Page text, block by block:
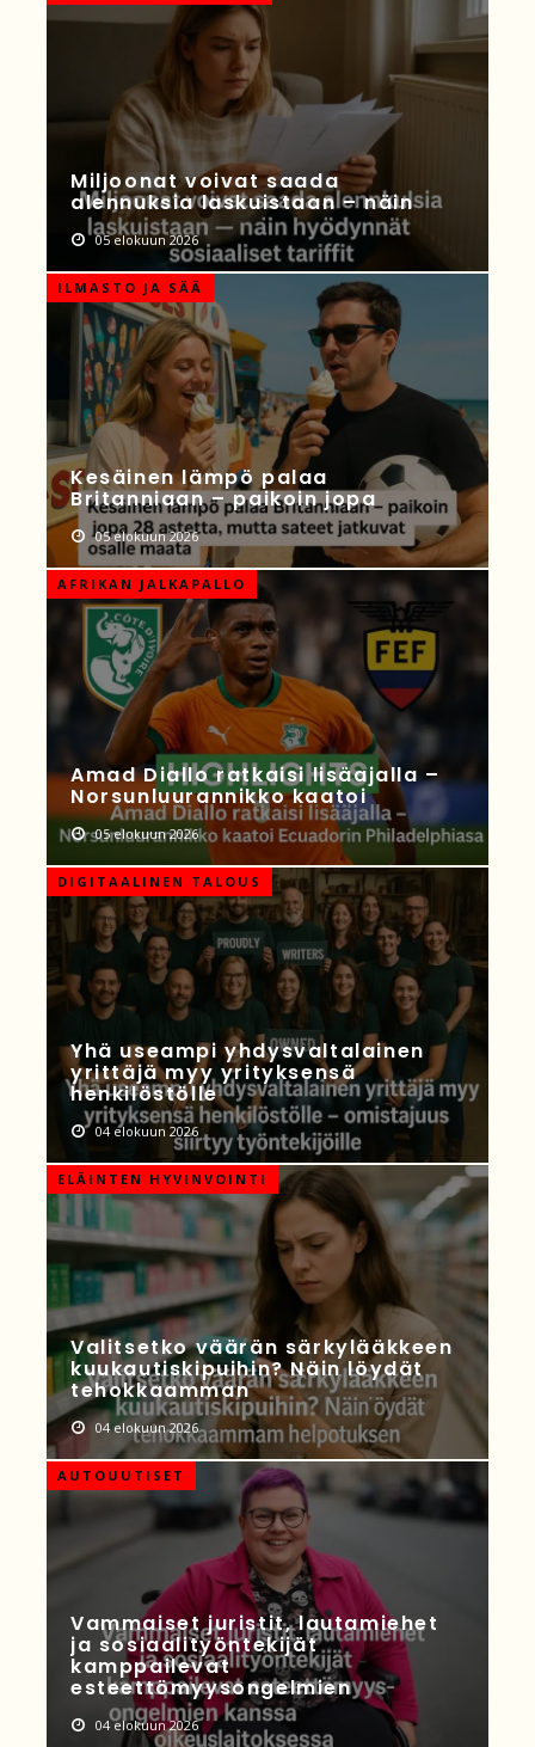
Miljoonat voivat saada
alennuksia laskuistaan – näin
05 elokuun 2026
ILMASTO JA SÄÄ
Kesäinen lämpö palaa
Britanniaan – paikoin jopa
05 elokuun 2026
AFRIKAN JALKAPALLO
Amad Diallo ratkaisi lisäajalla –
Norsunluurannikko kaatoi
05 elokuun 2026
DIGITAALINEN TALOUS
Yhä useampi yhdysvaltalainen
yrittäjä myy yrityksensä
henkilöstölle
04 elokuun 2026
ELÄINTEN HYVINVOINTI
Valitsetko väärän särkylääkkeen
kuukautiskipuihin? Näin löydät
tehokkaamman
04 elokuun 2026
AUTOUUTISET
Vammaiset juristit, lautamiehet
ja sosiaalityöntekijät
kamppailevat
esteettömyysongelmien
04 elokuun 2026